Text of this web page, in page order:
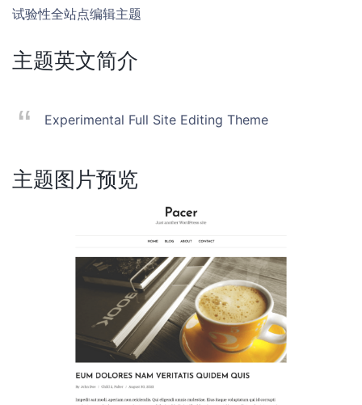
试验性全站点编辑主题
主题英文简介
Experimental Full Site Editing Theme
主题图片预览